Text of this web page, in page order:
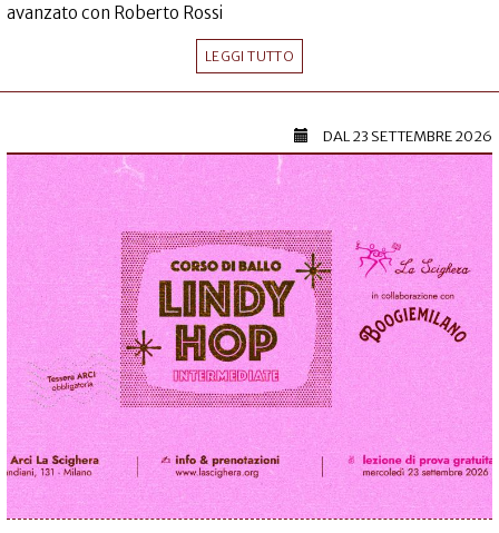
avanzato con Roberto Rossi
LEGGI TUTTO
DAL23 SETTEMBRE 2026